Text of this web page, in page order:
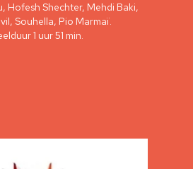
Hofesh Shechter, Mehdi Baki,
Souhella, Pio Marmaï.
1 uur 51 min.